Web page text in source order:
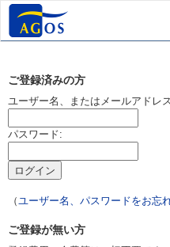
ご登録済みの方
ユーザー名、またはメールアドレ
パスワード:
（ユーザー名、パスワードをお忘
ご登録が無い方